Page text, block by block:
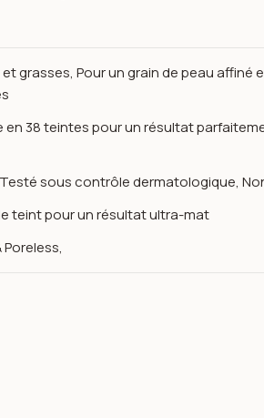
grasses, Pour un grain de peau affiné
38 teintes pour un résultat
sous contrôle dermatologique,
teint pour un résultat ultra-mat